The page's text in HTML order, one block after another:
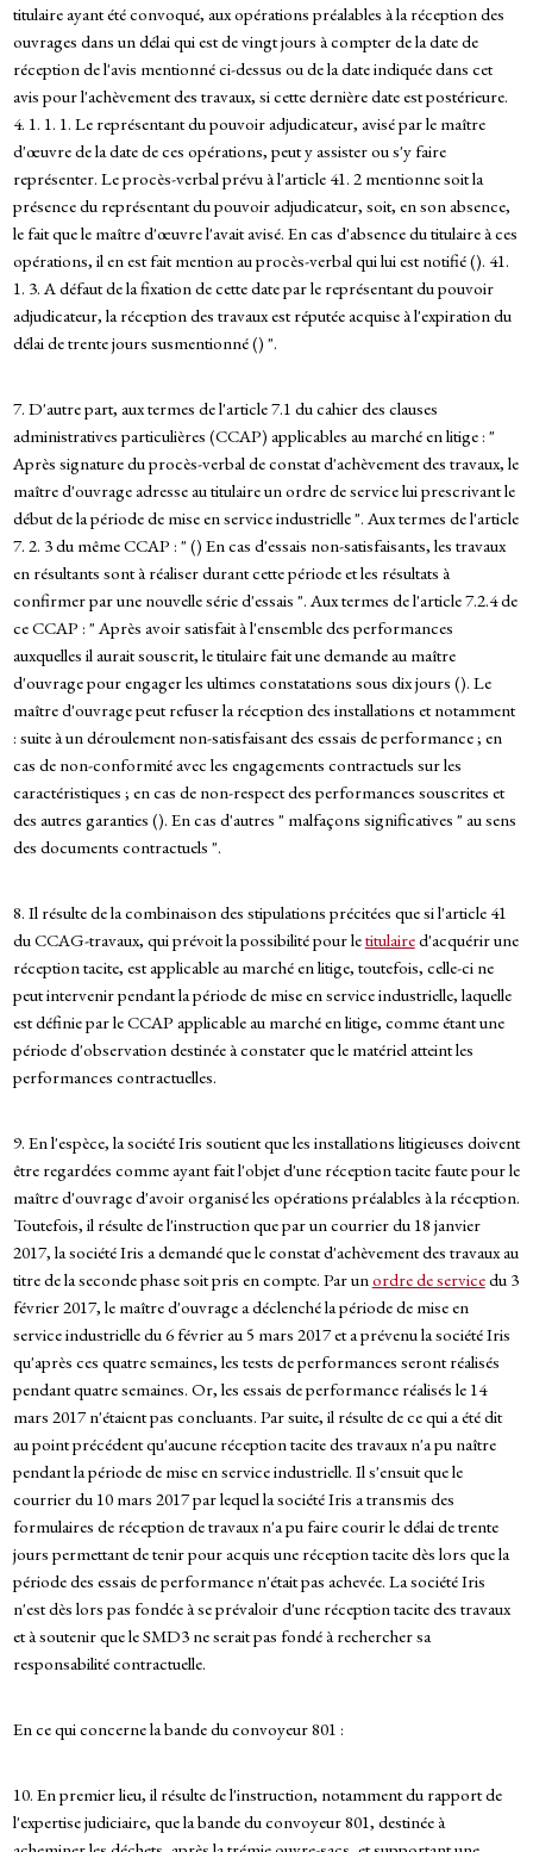
titulaire ayant été convoqué, aux opérations préalables à la réception des
ouvrages dans un délai qui est de vingt jours à compter de la date de
réception de l'avis mentionné ci-dessus ou de la date indiquée dans cet
avis pour l'achèvement des travaux, si cette dernière date est postérieure.
4. 1. 1. 1. Le représentant du pouvoir adjudicateur, avisé par le maître
d'œuvre de la date de ces opérations, peut y assister ou s'y faire
représenter. Le procès-verbal prévu à l'article 41. 2 mentionne soit la
présence du représentant du pouvoir adjudicateur, soit, en son absence,
le fait que le maître d'œuvre l'avait avisé. En cas d'absence du titulaire à ces
opérations, il en est fait mention au procès-verbal qui lui est notifié (). 41.
1. 3. A défaut de la fixation de cette date par le représentant du pouvoir
adjudicateur, la réception des travaux est réputée acquise à l'expiration du
délai de trente jours susmentionné () ".
7. D'autre part, aux termes de l'article 7.1 du cahier des clauses
administratives particulières (CCAP) applicables au marché en litige : "
Après signature du procès-verbal de constat d'achèvement des travaux, le
maître d'ouvrage adresse au titulaire un ordre de service lui prescrivant le
début de la période de mise en service industrielle ". Aux termes de l'article
7. 2. 3 du même CCAP : " () En cas d'essais non-satisfaisants, les travaux
en résultants sont à réaliser durant cette période et les résultats à
confirmer par une nouvelle série d'essais ". Aux termes de l'article 7.2.4 de
ce CCAP : " Après avoir satisfait à l'ensemble des performances
auxquelles il aurait souscrit, le titulaire fait une demande au maître
d'ouvrage pour engager les ultimes constatations sous dix jours (). Le
maître d'ouvrage peut refuser la réception des installations et notamment
: suite à un déroulement non-satisfaisant des essais de performance ; en
cas de non-conformité avec les engagements contractuels sur les
caractéristiques ; en cas de non-respect des performances souscrites et
des autres garanties (). En cas d'autres " malfaçons significatives " au sens
des documents contractuels ".
8. Il résulte de la combinaison des stipulations précitées que si l'article 41
du CCAG-travaux, qui prévoit la possibilité pour letitulaired'acquérir une
réception tacite, est applicable au marché en litige, toutefois, celle-ci ne
peut intervenir pendant la période de mise en service industrielle, laquelle
est définie par le CCAP applicable au marché en litige, comme étant une
période d'observation destinée à constater que le matériel atteint les
performances contractuelles.
9. En l'espèce, la société Iris soutient que les installations litigieuses doivent
être regardées comme ayant fait l'objet d'une réception tacite faute pour le
maître d'ouvrage d'avoir organisé les opérations préalables à la réception.
Toutefois, il résulte de l'instruction que par un courrier du 18 janvier
2017, la société Iris a demandé que le constat d'achèvement des travaux au
titre de la seconde phase soit pris en compte. Par unordre de servicedu 3
février 2017, le maître d'ouvrage a déclenché la période de mise en
service industrielle du 6 février au 5 mars 2017 et a prévenu la société Iris
qu'après ces quatre semaines, les tests de performances seront réalisés
pendant quatre semaines. Or, les essais de performance réalisés le 14
mars 2017 n'étaient pas concluants. Par suite, il résulte de ce qui a été dit
au point précédent qu'aucune réception tacite des travaux n'a pu naître
pendant la période de mise en service industrielle. Il s'ensuit que le
courrier du 10 mars 2017 par lequel la société Iris a transmis des
formulaires de réception de travaux n'a pu faire courir le délai de trente
jours permettant de tenir pour acquis une réception tacite dès lors que la
période des essais de performance n'était pas achevée. La société Iris
n'est dès lors pas fondée à se prévaloir d'une réception tacite des travaux
et à soutenir que le SMD3 ne serait pas fondé à rechercher sa
responsabilité contractuelle.
En ce qui concerne la bande du convoyeur 801 :
10. En premier lieu, il résulte de l'instruction, notamment du rapport de
l'expertise judiciaire, que la bande du convoyeur 801, destinée à